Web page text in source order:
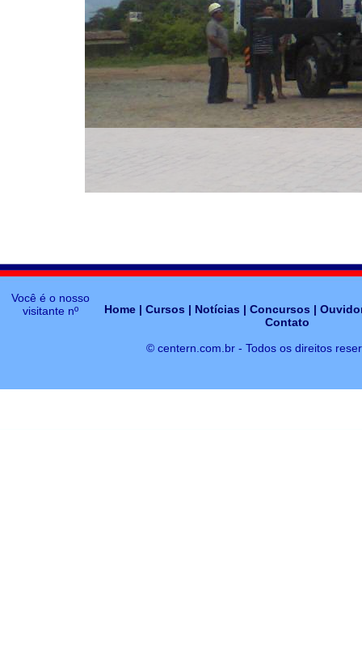
Você é o nosso
visitante nº
Home| Cursos | Notícias | Concursos |
Contato
© centern.com.br - Todos os direitos